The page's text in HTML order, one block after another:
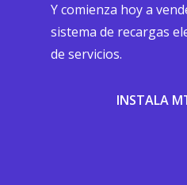
Y comienza hoy a
sistema de recargas
de servicios.
INSTALA